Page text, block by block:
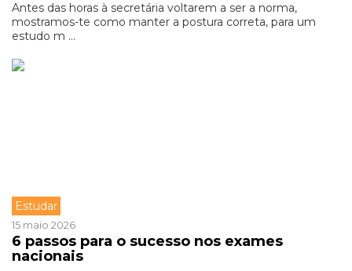
Antes das horas à secretária voltarem a ser a norma,
mostramos-te como manter a postura correta, para um
estudo m ...
Estudar
15 maio 2026
6 passos para o sucesso nos exames
nacionais